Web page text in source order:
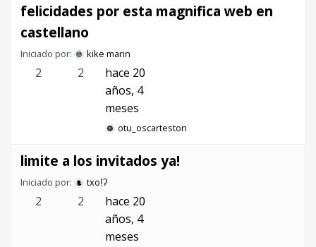
felicidades por esta magnifica web en
castellano
Iniciado por: kike marin
2 2
hace 20
años, 4
meses
otu_oscarteston
limite a los invitados ya!
Iniciado por: txoǃʔ
2 2
hace 20
años, 4
meses